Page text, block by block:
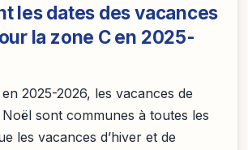
les dates des vacances
la zone C en 2025-
2025-2026, les vacances de
sont communes à toutes les
les vacances d’hiver et de